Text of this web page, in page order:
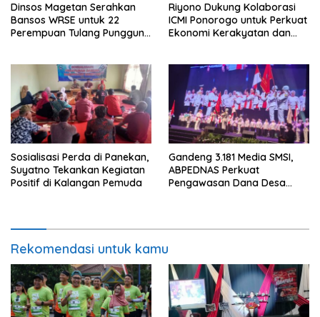
Dinsos Magetan Serahkan
Bansos WRSE untuk 22
Perempuan Tulang Punggung
Riyono Dukung Kolaborasi
ICMI Ponorogo untuk Perkuat
Ekonomi Kerakyatan dan
Sosialisasi Perda di Panekan,
Suyatno Tekankan Kegiatan
Positif di Kalangan Pemuda
Gandeng 3.181 Media SMSI,
ABPEDNAS Perkuat
Pengawasan Dana Desa
Rekomendasi untuk kamu